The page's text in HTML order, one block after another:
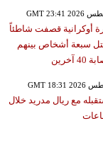
أوكرانية قصفت شاطئاً
سبعة أشخاص بينهم
مع ريال مدريد خلال